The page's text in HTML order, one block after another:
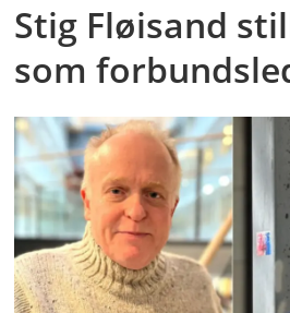
Stig Fløisand
som